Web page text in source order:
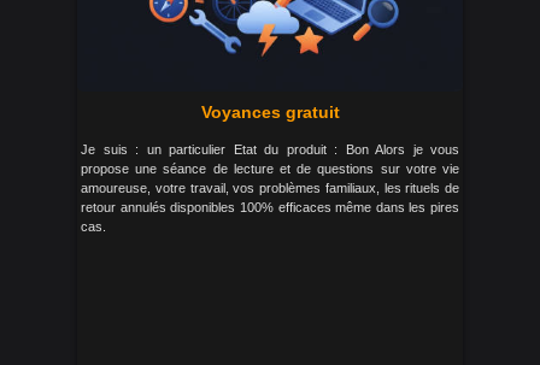
Voyances gratuit
Je suis : un particulier Etat du produit : Bon Alors je vous
propose une séance de lecture et de questions sur votre vie
amoureuse, votre travail, vos problèmes familiaux, les rituels de
retour annulés disponibles 100% efficaces même dans les pires
cas.